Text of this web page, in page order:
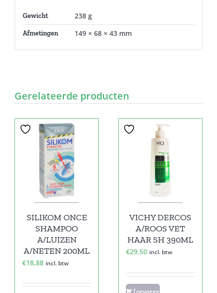
Gewicht 238 g
Afmetingen 149 × 68 × 43 mm
Gerelateerde producten
SILIKOM ONCE
SHAMPOO
A/LUIZEN
A/NETEN 200ML
€18,88 incl. btw
VICHY DERCOS
A/ROOS VET
HAAR SH 390ML
€29,50 incl. btw
Toevoegen